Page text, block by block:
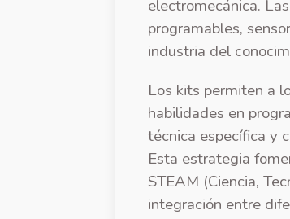
electromecánica.
programables,
industria del
Los kits permiten a
habilidades en
técnica específica y
Esta estrategia
STEAM (Ciencia,
integración entre